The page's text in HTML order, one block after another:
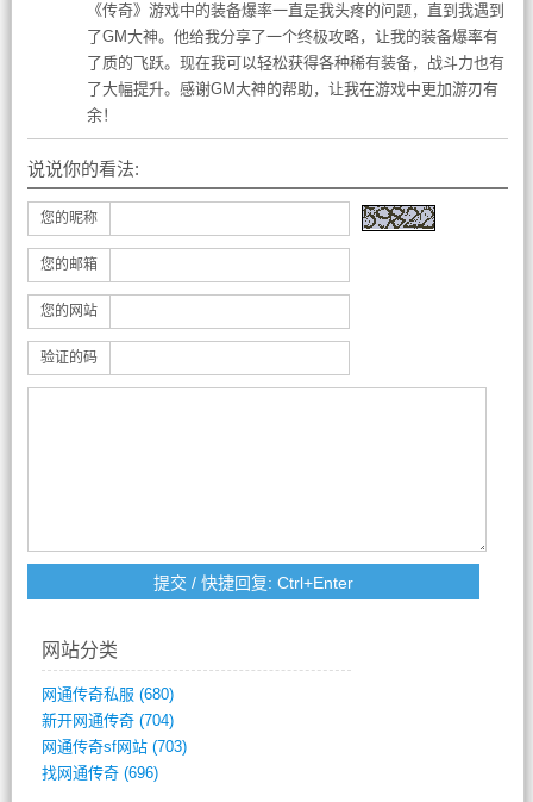
《传奇》游戏中的装备爆率一直是我头疼的问题，直到我遇到
了GM大神。他给我分享了一个终极攻略，让我的装备爆率有
了质的飞跃。现在我可以轻松获得各种稀有装备，战斗力也有
了大幅提升。感谢GM大神的帮助，让我在游戏中更加游刃有
余！
说说你的看法:
您的昵称
您的邮箱
您的网站
验证的码
网站分类
网通传奇私服 (680)
新开网通传奇(704)
网通传奇sf网站(703)
找网通传奇(696)